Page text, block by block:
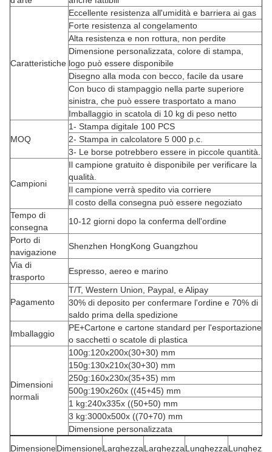
Caratteristiche
Eccellente resistenza all'umidità e barriera ai gas
Forte resistenza al congelamento
Alta resistenza e non rottura, non perdite
Dimensione personalizzata, colore di stampa,
logo può essere disponibile
Disegno alla moda con becco, facile da usare
Con buco di stampaggio nella parte superiore
sinistra, che può essere trasportato a mano
Imballaggio in scatola di 10 kg di peso netto
MOQ
1- Stampa digitale 100 PCS
2- Stampa in calcolatore 5 000 p.c.
3- Le borse potrebbero essere in piccole quantità.
Campioni
Il campione gratuito è disponibile per verificare la
qualità.
Il campione verrà spedito via corriere
Il costo della consegna può essere negoziato
Tempo di
consegna
10-12 giorni dopo la conferma dell'ordine
Porto di
navigazione
Shenzhen HongKong Guangzhou
Via di
trasporto
Espresso, aereo e marino
Pagamento
T/T, Western Union, Paypal, e Alipay
30% di deposito per confermare l'ordine e 70% di
saldo prima della spedizione
Imballaggio
PE+Cartone e cartone standard per l'esportazione
o sacchetti o scatole di plastica
Dimensioni
normali
100g:120x200x(30+30) mm
150g:130x210x(30+30) mm
250g:160x230x(35+35) mm
500g:190x260x ((45+45) mm
1 kg:240x335x ((50+50) mm
3 kg:3000x500x ((70+70) mm
Dimensione personalizzata
DimensioneDimensioneLarghezzaLarghezzaLunghezzaLunghezza